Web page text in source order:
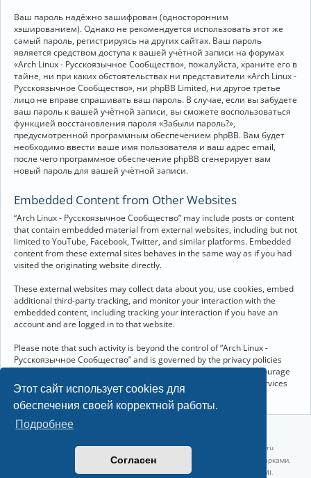
Этот сайт использует cookies для
обеспечения своей корректной работы.
Подробнее
Согласен
Ваш пароль надёжно зашифрован (односторонним
хэшированием). Однако не рекомендуется использовать этот же
самый пароль, регистрируясь на других сайтах. Ваш пароль
является средством доступа к вашей учётной записи на форумах
«Arch Linux - Русскоязычное Сообщество», пожалуйста, храните его в
тайне, ни при каких обстоятельствах ни представители «Arch Linux -
Русскоязычное Сообщество», ни phpBB Limited, ни другое третье
лицо не вправе спрашивать ваш пароль. В случае, если вы забудете
ваш пароль к вашей учётной записи, вы сможете воспользоваться
функцией восстановления пароля «Забыли пароль?»,
предусмотренной программным обеспечением phpBB. Вам будет
необходимо ввести ваше имя пользователя и ваш адрес email,
после чего программное обеспечение phpBB сгенерирует вам
новый пароль для вашей учётной записи.
Embedded Content from Other Websites
“Arch Linux - Русскоязычное Сообщество” may include posts or content
that contain embedded material from external websites, including but not
limited to YouTube, Facebook, Twitter, and similar platforms. Embedded
content from these external sites behaves in the same way as if you had
visited the originating website directly.
These external websites may collect data about you, use cookies, embed
additional third-party tracking, and monitor your interaction with the
embedded content, including tracking your interaction if you have an
account and are logged in to that website.
Please note that such activity is beyond the control of “Arch Linux -
Русскоязычное Сообщество” and is governed by the privacy policies
and terms of service of the respective external websites. We encourage
you to review the privacy and cookie policies of any third-party services
you interact with through embedded content.
Linux 6.18.40-1-lts x86_64 GNU/Linux 2026-07-26 08:48:12 |
vps reg.ru
Название и логотип Arch Linux ™ являются признанными торговыми марками.
Linux ® — зарегистрированная торговая марка Linus Torvalds и LMI.